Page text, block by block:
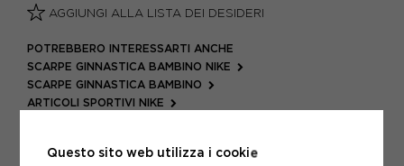
AGGIUNGI ALLA LISTA DEI DESIDERI
POTREBBERO INTERESSARTI ANCHE
SCARPE GINNASTICA BAMBINO NIKE
SCARPE GINNASTICA BAMBINO
ARTICOLI SPORTIVI NIKE
Questo sito web utilizza i cookie